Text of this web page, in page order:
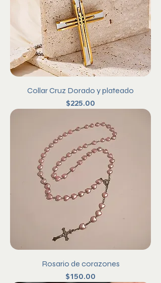
Collar Cruz Dorado y plateado
Precio
$225.00
Rosario de corazones
Precio
$150.00